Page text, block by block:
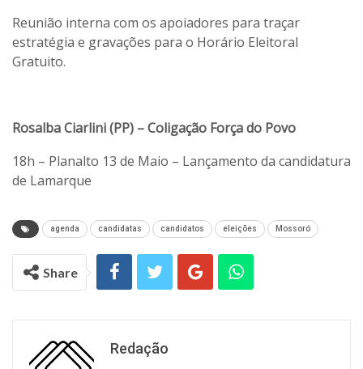
Reunião interna com os apoiadores para traçar
estratégia e gravações para o Horário Eleitoral
Gratuito.
Rosalba Ciarlini (PP) – Coligação Força do Povo
18h – Planalto 13 de Maio – Lançamento da candidatura
de Lamarque
agenda candidatas candidatos eleições Mossoró
Share
Redação